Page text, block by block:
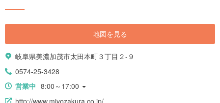
地図を見る
岐阜県美濃加茂市太田本町３丁目２-９
0574-25-3428
営業中 8:00～17:00
http://www.miyozakura.co.jp/